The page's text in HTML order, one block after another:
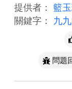
提供者： 籃
關鍵字： 九
問題